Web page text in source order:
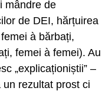
mândre de
de DEI, hărțuirea
à bărbați,
femei à femei). Au
„explicaționiștii” –
rezultat prost ci